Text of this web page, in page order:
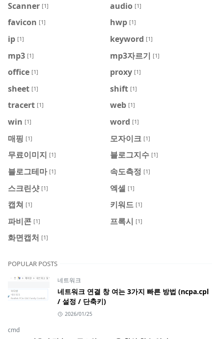
Scanner [1] audio [1]
favicon [1] hwp [1]
ip [1] keyword [1]
mp3 [1] mp3자르기 [1]
office [1] proxy [1]
sheet [1] shift [1]
tracert [1] web [1]
win [1] word [1]
매핑 [1] 모자이크 [1]
무료이미지 [1] 블로그지수 [1]
블로그테마 [1] 속도측정 [1]
스크린샷 [1] 엑셀 [1]
캡쳐 [1] 키워드 [1]
파비콘 [1] 프록시 [1]
화면캡처 [1]
POPULAR POSTS
네트워크
네트워크 연결 창 여는 3가지 빠른 방법 (ncpa.cpl
/ 설정 / 단축키)
2026/01/25
cmd